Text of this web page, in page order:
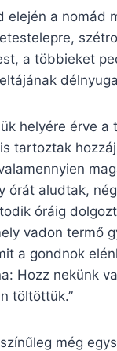
elején a nomád
a többieket
helyére érve
tartoztak
órát aludtak,
óráig
vadon termő
a gondnok
Hozz nekünk
töltöttük.”
még